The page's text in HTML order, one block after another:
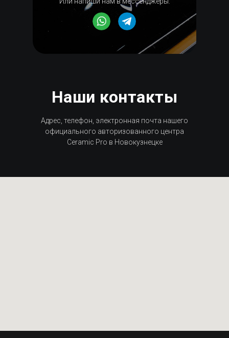
Наши контакты
Адрес, телефон, электронная почта нашего
официального авторизованного центра
Ceramic Pro в Новокузнецке